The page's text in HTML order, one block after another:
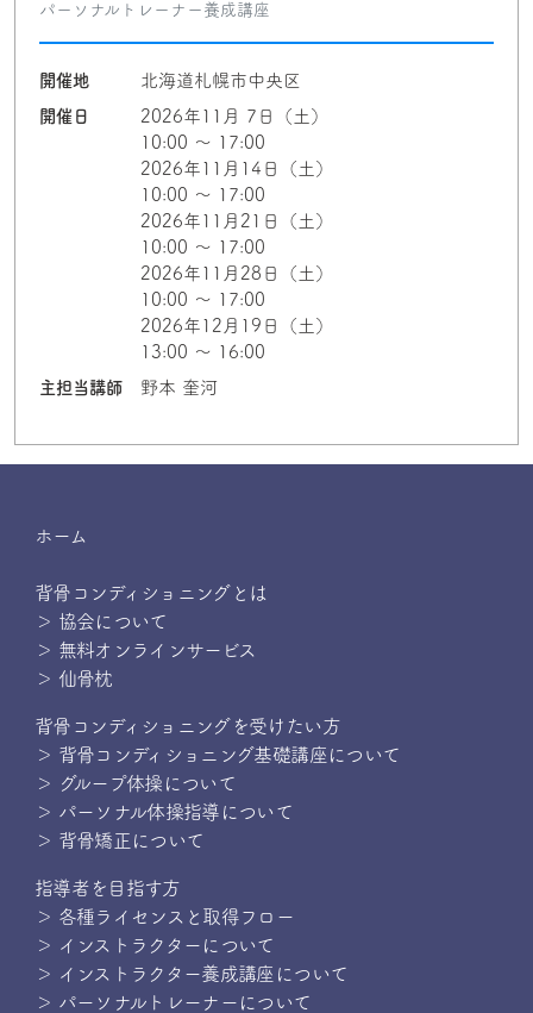
パーソナルトレーナー養成講座
開催地
北海道札幌市中央区
開催日
2026年11月 7日（土）
10:00 〜 17:00
2026年11月14日（土）
10:00 〜 17:00
2026年11月21日（土）
10:00 〜 17:00
2026年11月28日（土）
10:00 〜 17:00
2026年12月19日（土）
13:00 〜 16:00
主担当講師
野本 奎河
ホーム
背骨コンディショニングとは
＞ 協会について
＞ 無料オンラインサービス
＞ 仙骨枕
背骨コンディショニングを受けたい方
＞ 背骨コンディショニング基礎講座について
＞ グループ体操について
＞ パーソナル体操指導について
＞ 背骨矯正について
指導者を目指す方
＞ 各種ライセンスと取得フロー
＞ インストラクターについて
＞ インストラクター養成講座について
＞ パーソナルトレーナーについて